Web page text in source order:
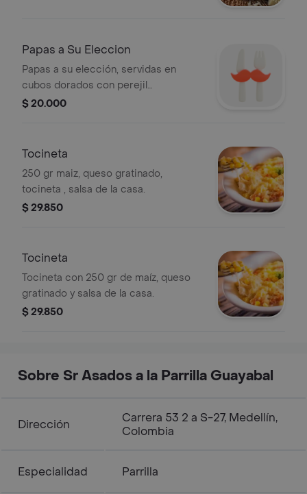
Papas a Su Eleccion
Papas a su elección, servidas en
cubos dorados con perejil
fresco.tocineta surcreen guacamole
$ 20.000
Tocineta
250 gr maiz, queso gratinado,
tocineta , salsa de la casa.
$ 29.850
Tocineta
Tocineta con 250 gr de maíz, queso
gratinado y salsa de la casa.
$ 29.850
Sobre Sr Asados a la Parrilla Guayabal
Dirección
Carrera 53 2 a S-27, Medellín,
Colombia
Especialidad Parrilla